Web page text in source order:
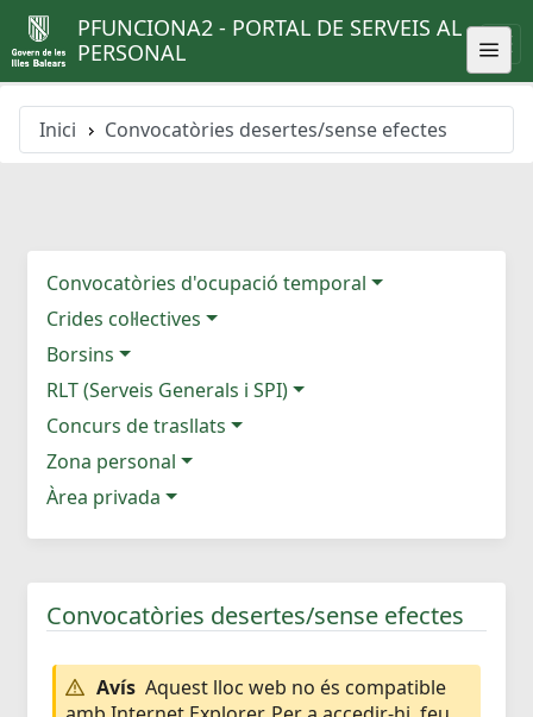
PFUNCIONA2 - PORTAL DE SERVEIS AL
PERSONAL
Inici Convocatòries desertes/sense efectes
Convocatòries d'ocupació temporal
Crides col·lectives
Borsins
RLT (Serveis Generals i SPI)
Concurs de trasllats
Zona personal
Àrea privada
Convocatòries desertes/sense efectes
Avís Aquest lloc web no és compatible